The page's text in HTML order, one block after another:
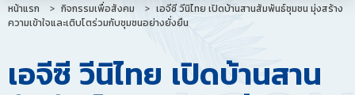
หน้าแรก > กิจกรรมเพื่อสังคม >
เอจีซี วีนิไทย เปิดบ้านสานสัมพันธ์ชุมชน มุ่งสร้าง
ความเข้าใจและเติบโตร่วมกับชุมชนอย่างยั่งยืน
เอจีซี วีนิไทย เปิดบ้านสาน